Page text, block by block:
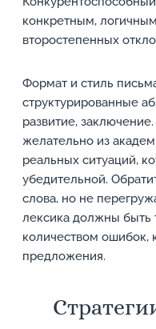
конкретным,
второстепенных
Формат и стиль
структурированные
развитие,
желательно из
реальных ситуаций,
убедительной.
слова, но не
лексика должны
количеством
предложения.